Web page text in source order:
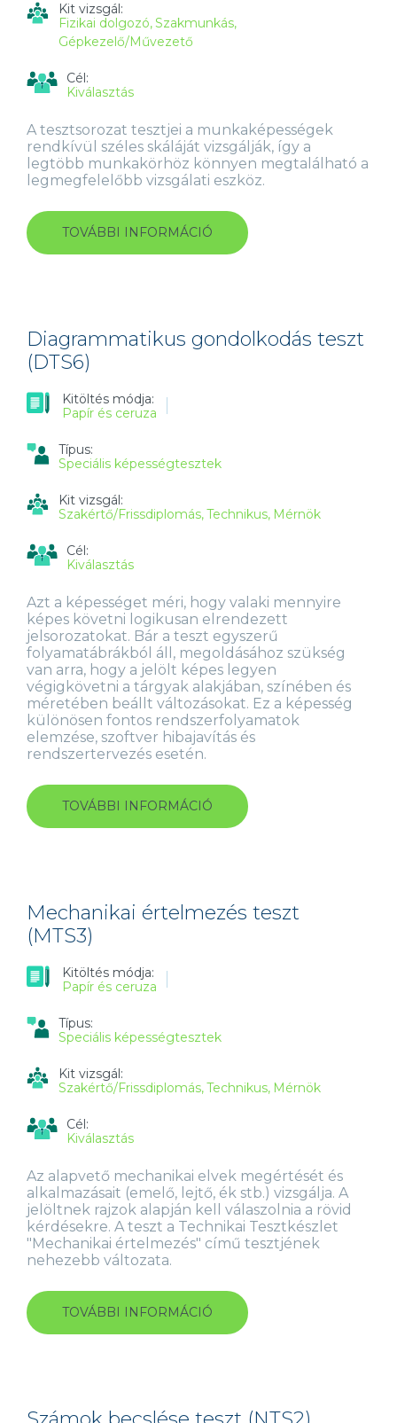
Kit vizsgál:
Fizikai dolgozó Szakmunkás
Gépkezelő/Művezető
Cél:
Kiválasztás
A tesztsorozat tesztjei a munkaképességek
rendkívül széles skáláját vizsgálják, így a
legtöbb munkakörhöz könnyen megtalálható a
legmegfelelőbb vizsgálati eszköz.
TOVÁBBI INFORMÁCIÓ TECHNIKAI
TESZTKÉSZLET
SZAKMUNKÁSOK
SZÁMÁRA
Diagrammatikus gondolkodás teszt
(DTS6)
Kitöltés módja:
Papír és ceruza
Típus:
Speciális képességtesztek
Kit vizsgál:
Szakértő/Frissdiplomás Technikus Mérnök
Cél:
Kiválasztás
Azt a képességet méri, hogy valaki mennyire
képes követni logikusan elrendezett
jelsorozatokat. Bár a teszt egyszerű
folyamatábrákból áll, megoldásához szükség
van arra, hogy a jelölt képes legyen
végigkövetni a tárgyak alakjában, színében és
méretében beállt változásokat. Ez a képesség
különösen fontos rendszerfolyamatok
elemzése, szoftver hibajavítás és
rendszertervezés esetén.
TOVÁBBI INFORMÁCIÓ DIAGRAMMATIKUS
GONDOLKODÁS
Mechanikai értelmezés teszt
(MTS3)
Kitöltés módja:
Papír és ceruza
Típus:
Speciális képességtesztek
Kit vizsgál:
Szakértő/Frissdiplomás Technikus Mérnök
Cél:
Kiválasztás
Az alapvető mechanikai elvek megértését és
alkalmazásait (emelő, lejtő, ék stb.) vizsgálja. A
jelöltnek rajzok alapján kell válaszolnia a rövid
kérdésekre. A teszt a Technikai Tesztkészlet
"Mechanikai értelmezés" című tesztjének
nehezebb változata.
TOVÁBBI INFORMÁCIÓ MECHANIKAI
ÉRTELMEZÉS